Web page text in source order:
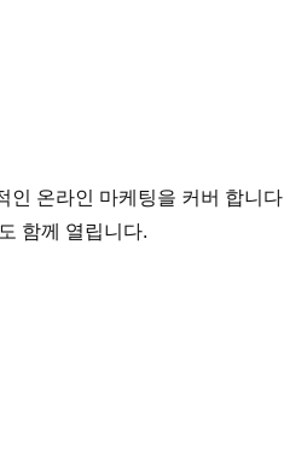
인 온라인 마케팅을 커버 합니다
함께 열립니다.